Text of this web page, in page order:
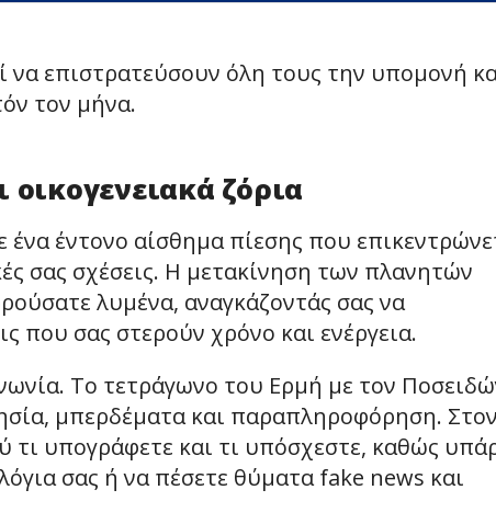
να επιστρατεύσουν όλη τους την υπομονή
τον μήνα.
ζόρια
ένα έντονο αίσθημα πίεσης που
σας σχέσεις. Η μετακίνηση των πλανητών
λυμένα, αναγκάζοντάς σας να
που σας στερούν χρόνο και ενέργεια.
Το τετράγωνο του Ερμή με τον
μπερδέματα και παραπληροφόρηση.
υπογράφετε και τι υπόσχεστε, καθώς
σας ή να πέσετε θύματα fake news και